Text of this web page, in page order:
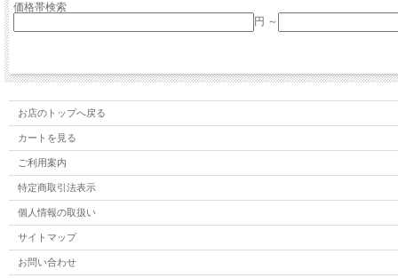
価格帯検索
円 ～
お店のトップへ戻る
カートを見る
ご利用案内
特定商取引法表示
個人情報の取扱い
サイトマップ
お問い合わせ